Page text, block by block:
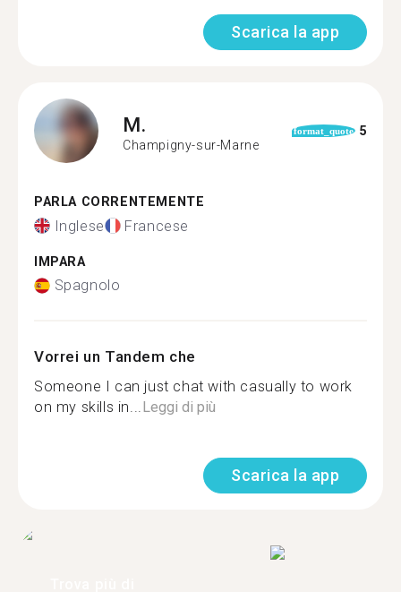
Scarica la app
M.
Champigny-sur-Marne
format_quote 5
PARLA CORRENTEMENTE
Inglese Francese
IMPARA
Spagnolo
Vorrei un Tandem che
Someone I can just chat with casually to work
on my skills in...Leggi di più
Scarica la app